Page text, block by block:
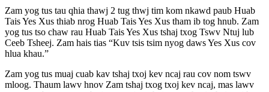
Zam yog tus tau qhia thawj 2 tug thwj tim kom nkawd paub Huab
Tais Yes Xus thiab nrog Huab Tais Yes Xus tham ib tog hnub. Zam
yog tus tso chaw rau Huab Tais Yes Xus tshaj txog Tswv Ntuj lub
Ceeb Tsheej. Zam hais tias “Kuv tsis tsim nyog daws Yes Xus cov
hlua khau.”
Zam yog tus muaj cuab kav tshaj txoj kev ncaj rau cov nom tswv
mloog. Thaum lawv hnov Zam tshaj txog txoj kev ncaj, mas lawv